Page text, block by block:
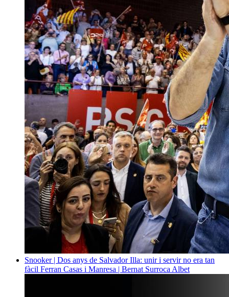
Snooker | Dos anys de Salvador Illa: unir i servir no era tan
fàcil Ferran Casas i Manresa | Bernat Surroca Albet